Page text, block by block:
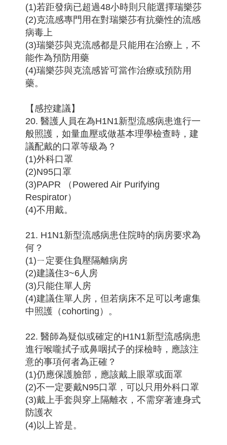
(1)若距發病已超過48小時則只能選擇瑞樂莎
(2)克流感專門用在對瑞樂莎有抗藥性的流感
病毒上
(3)瑞樂莎與克流感都是只能用在治療上，不
能作為預防用藥
(4)瑞樂莎與克流感皆可當作治療或預防用
藥。
【感控建議】
20. 醫護人員在為H1N1新型流感病患進行一
般照護，如量血壓或做基本理學檢查時，建
議配戴的口罩等級為？
(1)外科口罩
(2)N95口罩
(3)PAPR （Powered Air Purifying
Respirator）
(4)不用戴。
21. H1N1新型流感病患住院時的病房要求為
何？
(1)ㄧ定要住負壓隔離病房
(2)建議住3~6人房
(3)只能住單人房
(4)建議住單人房，但若病床不足可以考慮集
中照護（cohorting）。
22. 醫師為疑似或確定的H1N1新型流感病患
進行喉嚨拭子或鼻咽拭子的採檢時，應該注
意的事項何者為正確？
(1)仍應保護臉部，應該戴上眼罩或面罩
(2)不一定要戴N95口罩，可以只用外科口罩
(3)戴上手套與穿上隔離衣，不需穿著連身式
防護衣
(4)以上皆是。